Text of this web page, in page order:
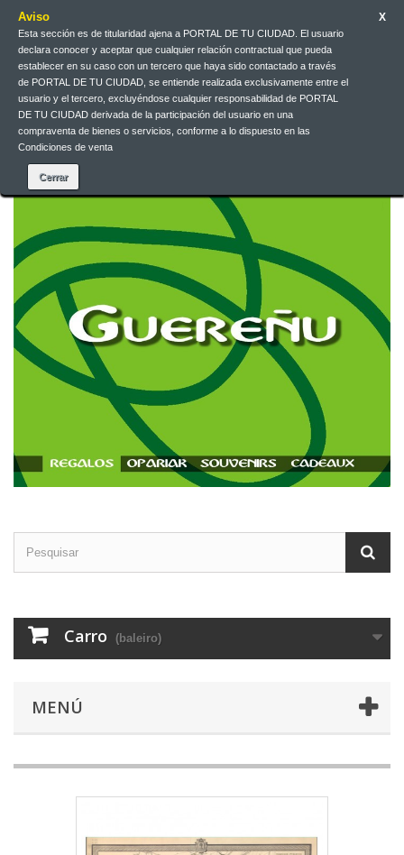
Aviso
Esta sección es de titularidad ajena a PORTAL DE TU CIUDAD. El usuario
declara conocer y aceptar que cualquier relación contractual que pueda
establecer en su caso con un tercero que haya sido contactado a través
de PORTAL DE TU CIUDAD, se entiende realizada exclusivamente entre el
usuario y el tercero, excluyéndose cualquier responsabilidad de PORTAL
DE TU CIUDAD derivada de la participación del usuario en una
compraventa de bienes o servicios, conforme a lo dispuesto en las
Condiciones de venta
X
Iniciar sesión
EUR
Galego
Galego
Carro (baleiro)
MENÚ